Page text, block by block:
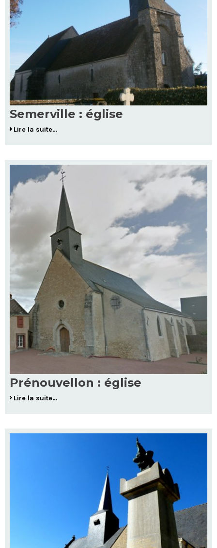
Semerville : église
Lire la suite…
Prénouvellon : église
Lire la suite…